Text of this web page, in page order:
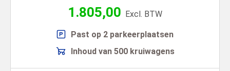
1.805,00 Excl. BTW
Past op 2 parkeerplaatsen
Inhoud van 500 kruiwagens